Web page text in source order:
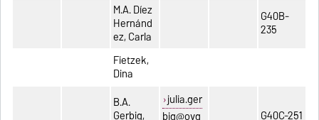
M.A. Díez
Hernánd
ez, Carla
G40B-
235
Fietzek,
Dina
B.A.
Gerbig,
julia.ger
big@ovg
G40C-251